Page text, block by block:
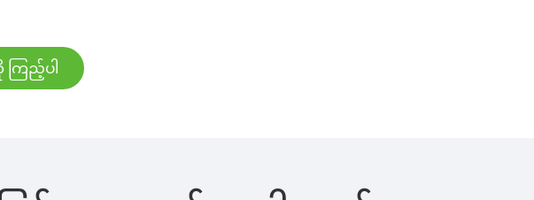
ကြည့်ပါ